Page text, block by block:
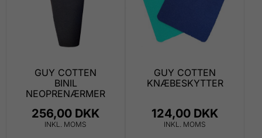
GUY COTTEN
BINIL
NEOPRENÆRMER
256,00 DKK
INKL. MOMS
GUY COTTEN
KNÆBESKYTTER
124,00 DKK
INKL. MOMS